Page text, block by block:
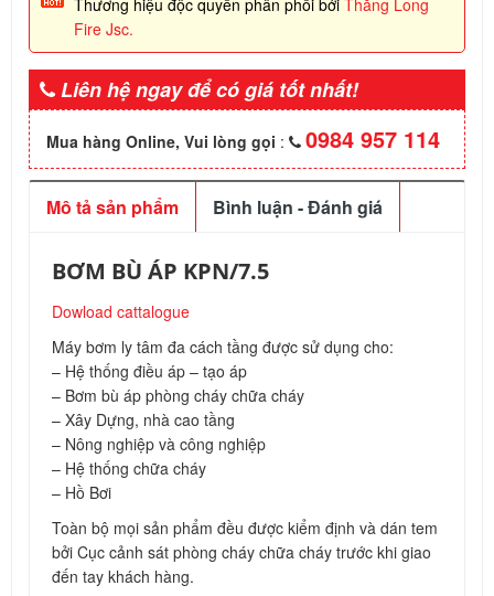
Fire Jsc.
Liên hệ ngay để có giá tốt nhất!
Mua hàng Online, Vui lòng gọi : 0984 957 114
Mô tả sản phẩm Bình luận - Đánh giá
BƠM BÙ ÁP KPN/7.5
Dowload cattalogue
Máy bơm ly tâm đa cách tầng được sử dụng cho:
– Hệ thống điều áp – tạo áp
– Bơm bù áp phòng cháy chữa cháy
– Xây Dựng, nhà cao tầng
– Nông nghiệp và công nghiệp
– Hệ thống chữa cháy
– Hồ Bơi
Toàn bộ mọi sản phẩm đều được kiểm định và dán tem
bởi Cục cảnh sát phòng cháy chữa cháy trước khi giao
đến tay khách hàng.